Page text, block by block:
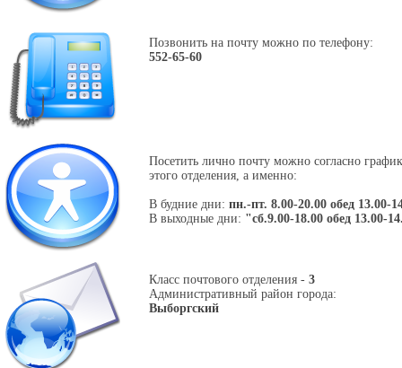
Позвонить на почту можно по телефону:
552-65-60
Посетить лично почту можно согласно
этого отделения, а именно:
В будние дни: пн.-пт. 8.00-20.00 обед 13.00-
В выходные дни: "сб.9.00-18.00 обед 13.00-
Класс почтового отделения - 3
Административный район города:
Выборгский